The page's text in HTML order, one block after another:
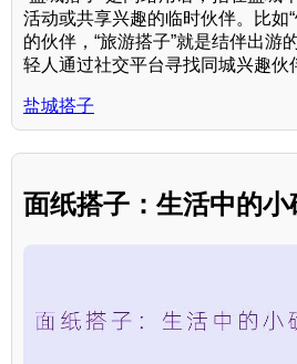
活动或共享兴趣的临时伙伴。比如
的伙伴，“旅游搭子”就是结伴出游
轻人通过社交平台寻找同城兴趣伙
盐城搭子
面纸搭子：生活中的小